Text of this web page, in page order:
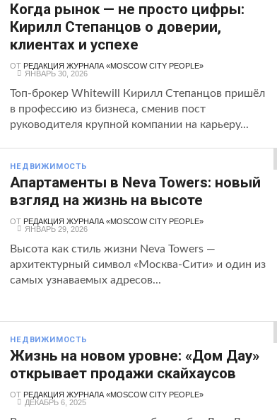
Когда рынок — не просто цифры:
Кирилл Степанцов о доверии,
клиентах и успехе
ОТ РЕДАКЦИЯ ЖУРНАЛА «MOSCOW CITY PEOPLE»
ЯНВАРЬ 30, 2026
Топ-брокер Whitewill Кирилл Степанцов пришёл
в профессию из бизнеса, сменив пост
руководителя крупной компании на карьеру...
НЕДВИЖИМОСТЬ
Апартаменты в Neva Towers: новый
взгляд на жизнь на высоте
ОТ РЕДАКЦИЯ ЖУРНАЛА «MOSCOW CITY PEOPLE»
ЯНВАРЬ 29, 2026
Высота как стиль жизни Neva Towers —
архитектурный символ «Москва-Сити» и один из
самых узнаваемых адресов...
НЕДВИЖИМОСТЬ
Жизнь на новом уровне: «Дом Дау»
открывает продажи скайхаусов
ОТ РЕДАКЦИЯ ЖУРНАЛА «MOSCOW CITY PEOPLE»
ДЕКАБРЬ 6, 2025